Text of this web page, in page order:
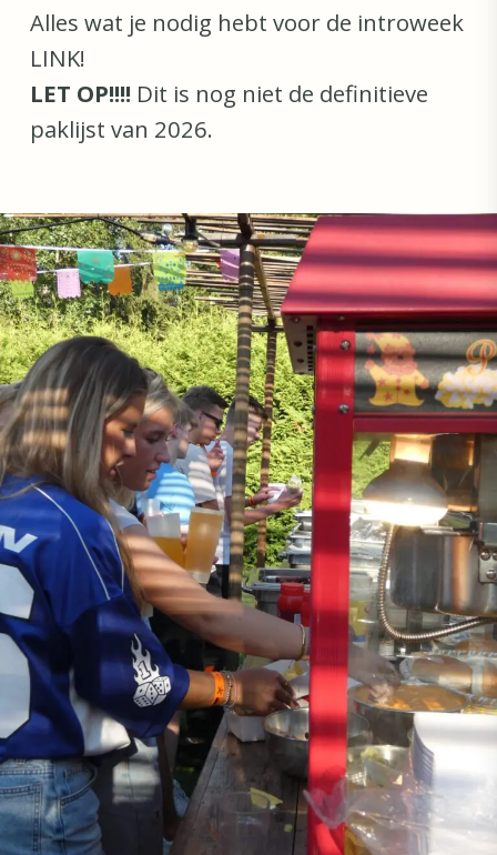
Alles wat je nodig hebt voor de introweek
LINK!
LET OP!!!! Dit is nog niet de definitieve
paklijst van 2026.